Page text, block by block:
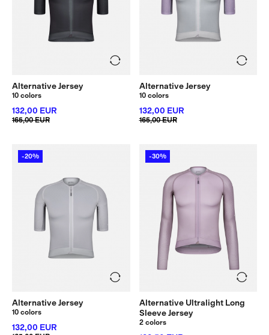
Alternative Jersey
10 colors
132,00 EUR
165,00 EUR
Alternative Jersey
10 colors
132,00 EUR
165,00 EUR
-20%
Alternative Jersey
10 colors
132,00 EUR
-30%
Alternative Ultralight Long
Sleeve Jersey
2 colors